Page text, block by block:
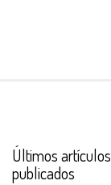
Últimos artículos
publicados